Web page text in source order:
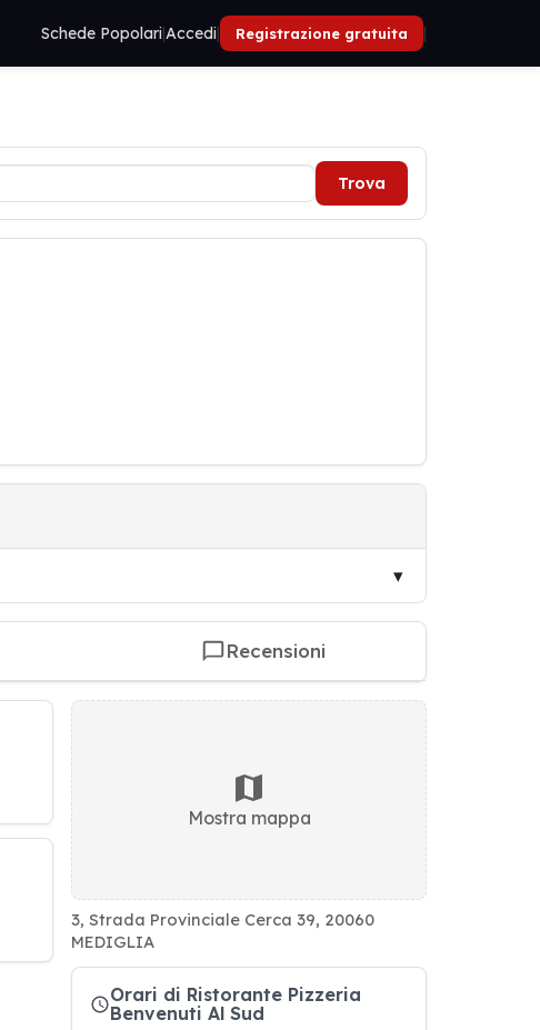
Schede Popolari|Accedi| Registrazione gratuita |
Trova
Recensioni
Mostra mappa
3, Strada Provinciale Cerca 39, 20060
MEDIGLIA
Orari di Ristorante Pizzeria
Benvenuti Al Sud